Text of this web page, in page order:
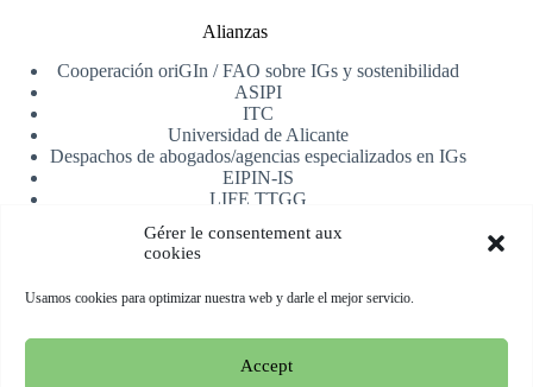
Gérer le consentement aux
cookies
Usamos cookies para optimizar nuestra web y darle el mejor servicio.
Accept
Alianzas
Cooperación oriGIn / FAO sobre IGs y sostenibilidad
ASIPI
ITC
Universidad de Alicante
Despachos de abogados/agencias especializados en IGs
EIPIN-IS
LIFE TTGG
Registrarse